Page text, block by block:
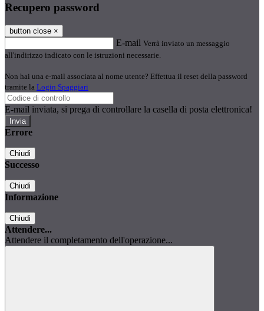
Recupero password
button close ×
E-mail Verrà inviato un messaggio
all'indirizzo indicato con le istruzioni necessarie.
Non hai una e-mail associata al nome utente? Effettua il reset della password
tramite la Login Spaggiari
E-mail inviata, si prega di controllare la casella di posta elettronica!
Errore
Chiudi
Successo
Chiudi
Informazione
Chiudi
Attendere...
Attendere il completamento dell'operazione...